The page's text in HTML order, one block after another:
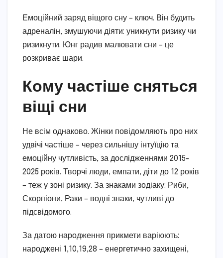
Емоційний заряд віщого сну – ключ. Він будить
адреналін, змушуючи діяти: уникнути ризику чи
ризикнути. Юнг радив малювати сни – це
розкриває шари.
Кому частіше сняться
віщі сни
Не всім однаково. Жінки повідомляють про них
удвічі частіше – через сильнішу інтуїцію та
емоційну чутливість, за дослідженнями 2015-
2025 років. Творчі люди, емпати, діти до 12 років
– теж у зоні ризику. За знаками зодіаку: Риби,
Скорпіони, Раки – водні знаки, чутливі до
підсвідомого.
За датою народження прикмети варіюють:
народжені 1,10,19,28 – енергетично захищені,